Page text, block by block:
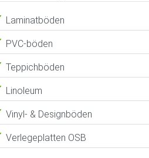
Laminatböden
PVC-böden
Teppichböden
Linoleum
Vinyl- & Designböden
Verlegeplatten OSB